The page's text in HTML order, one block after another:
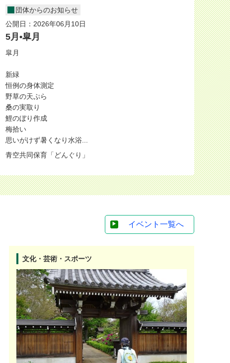
団体からのお知らせ
公開日：2026年06月10日
5月•皐月
皐月
新緑
恒例の身体測定
野草の天ぷら
桑の実取り
鯉のぼり作成
梅拾い
思いがけず暑くなり水浴...
青空共同保育「どんぐり」
文化・芸術・スポーツ
イベント一覧へ